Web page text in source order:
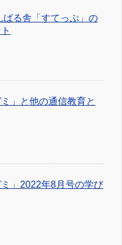
ばる舎「すてっぷ」の
ミ」と他の通信教育と
ミ」2022年8月号の学び